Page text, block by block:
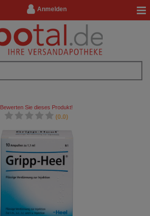
Anmelden
Bewerten Sie dieses Produkt!
(0.0)